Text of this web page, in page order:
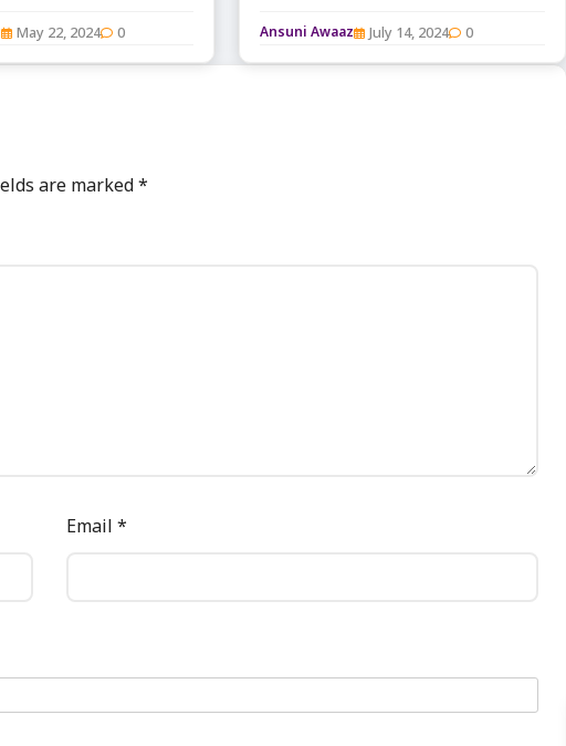
May 22, 2024 0 Ansuni Awaaz July 14, 2024 0
are marked*
Email*